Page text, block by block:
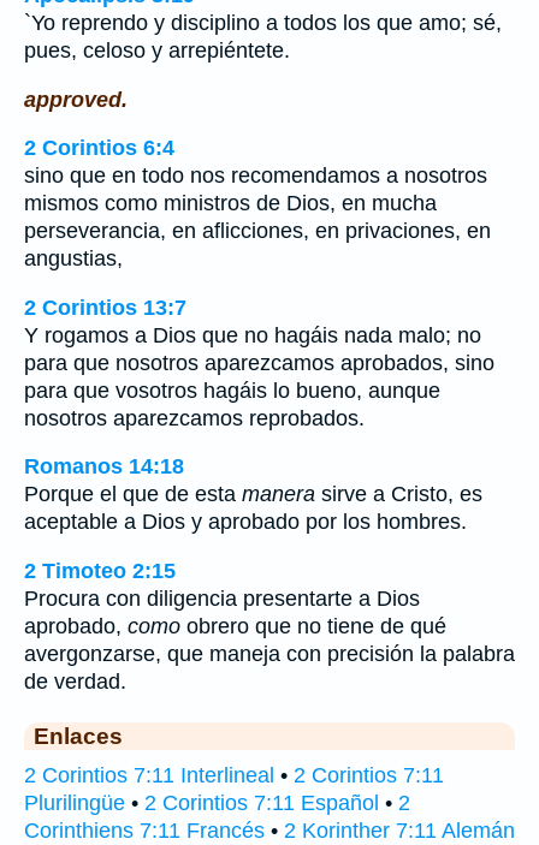
`Yo reprendo y disciplino a todos los que amo; sé,
pues, celoso y arrepiéntete.
approved.
2 Corintios 6:4
sino que en todo nos recomendamos a nosotros
mismos como ministros de Dios, en mucha
perseverancia, en aflicciones, en privaciones, en
angustias,
2 Corintios 13:7
Y rogamos a Dios que no hagáis nada malo; no
para que nosotros aparezcamos aprobados, sino
para que vosotros hagáis lo bueno, aunque
nosotros aparezcamos reprobados.
Romanos 14:18
Porque el que de esta manera sirve a Cristo, es
aceptable a Dios y aprobado por los hombres.
2 Timoteo 2:15
Procura con diligencia presentarte a Dios
aprobado, como obrero que no tiene de qué
avergonzarse, que maneja con precisión la palabra
de verdad.
Enlaces
2 Corintios 7:11 Interlineal • 2 Corintios 7:11
Plurilingüe • 2 Corintios 7:11 Español • 2
Corinthiens 7:11 Francés • 2 Korinther 7:11 Alemán